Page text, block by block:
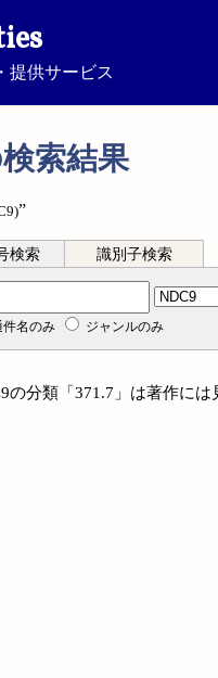
提供サービス
索結果
”
検索 識別子検索
件名のみ ジャンルのみ
の分類「371.7」は著作に